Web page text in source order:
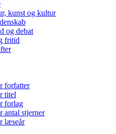
kunst og kultur
og debat
fritid
forfatter
titel
forlag
antal stjerner
læseår